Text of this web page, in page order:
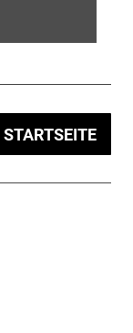
STARTSEITE